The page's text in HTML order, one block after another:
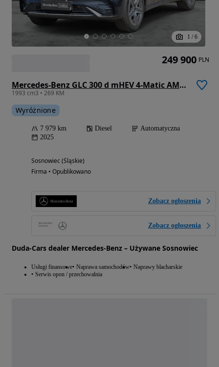
1 / 6
Mercedes-Benz GLC 300 d mHEV 4-Matic AMG Line
1993 cm3 • 269 KM
Wyróżnione
7 979 km Diesel
Automatyczna
2025
Sosnowiec (Śląskie)
Firma • Opublikowano
Zobacz ogłoszenia
Zobacz ogłoszenia
Duda-Cars dealer Mercedes-Benz – Używane Sosnowiec
Usługi finansowe Naprawa samochodów Naprawy blacharskie
Serwis opon / przechowalnia
249 900 PLN